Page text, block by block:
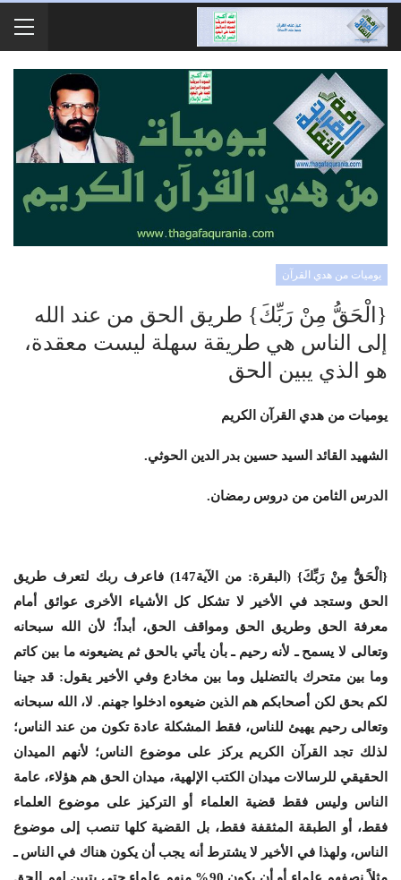
يوميات من هدي القرآن
{الْحَقُّ مِنْ رَبِّكَ} طريق الحق من عند الله
إلى الناس هي طريقة سهلة ليست معقدة،
هو الذي يبين الحق
يوميات من هدي القرآن الكريم
الشهيد القائد السيد حسين بدر الدين الحوثي.
الدرس الثامن من دروس رمضان.
{الْحَقُّ مِنْ رَبِّكَ} (البقرة: من الآية147) فاعرف ربك لتعرف طريق
الحق وستجد في الأخير لا تشكل كل الأشياء الأخرى عوائق أمام
معرفة الحق وطريق الحق ومواقف الحق، أبداً؛ لأن الله سبحانه
وتعالى لا يسمح ـ لأنه رحيم ـ بأن يأتي بالحق ثم يضيعونه ما بين كاتم
وما بين متحرك بالتضليل وما بين مخادع وفي الأخير يقول: قد جينا
لكم بحق لكن أصحابكم هم الذين ضيعوه ادخلوا جهنم. لا، الله سبحانه
وتعالى رحيم يهيئ للناس، فقط المشكلة عادة تكون من عند الناس؛
لذلك تجد القرآن الكريم يركز على موضوع الناس؛ لأنهم الميدان
الحقيقي للرسالات ميدان الكتب الإلهية، ميدان الحق هم هؤلاء، عامة
الناس وليس فقط قضية العلماء أو التركيز على موضوع العلماء
فقط، أو الطبقة المثقفة فقط، بل القضية كلها تنصب إلى موضوع
الناس، ولهذا في الأخير لا يشترط أنه يجب أن يكون هناك في الناس ـ